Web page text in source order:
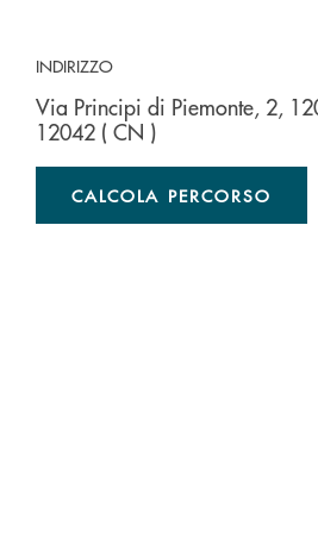
INDIRIZZO
Via Principi di Piemonte, 2,
12042 ( CN )
CALCOLA PERCORSO